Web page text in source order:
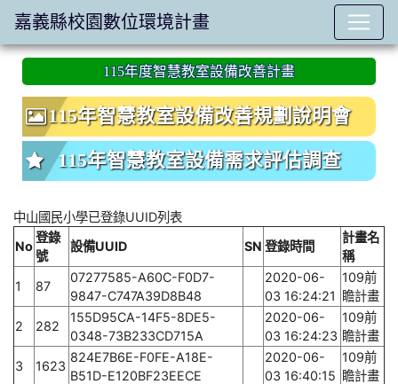
:::
115年度智慧教室設備改善計畫
115年智慧教室設備改善規劃說明會
115年智慧教室設備需求評估調查
中山國民小學已登錄UUID列表
No
登錄
號
設備UUID SN 登錄時間
計畫名
稱
1
87
07277585-A60C-F0D7-
9847-C747A39D8B48
2020-06-
03 16:24:21
109前
瞻計畫
2
282
155D95CA-14F5-8DE5-
0348-73B233CD715A
2020-06-
03 16:24:23
109前
瞻計畫
3
1623
824E7B6E-F0FE-A18E-
B51D-E120BF23EECE
2020-06-
03 16:40:15
109前
瞻計畫
嘉義縣校園數位環境計畫